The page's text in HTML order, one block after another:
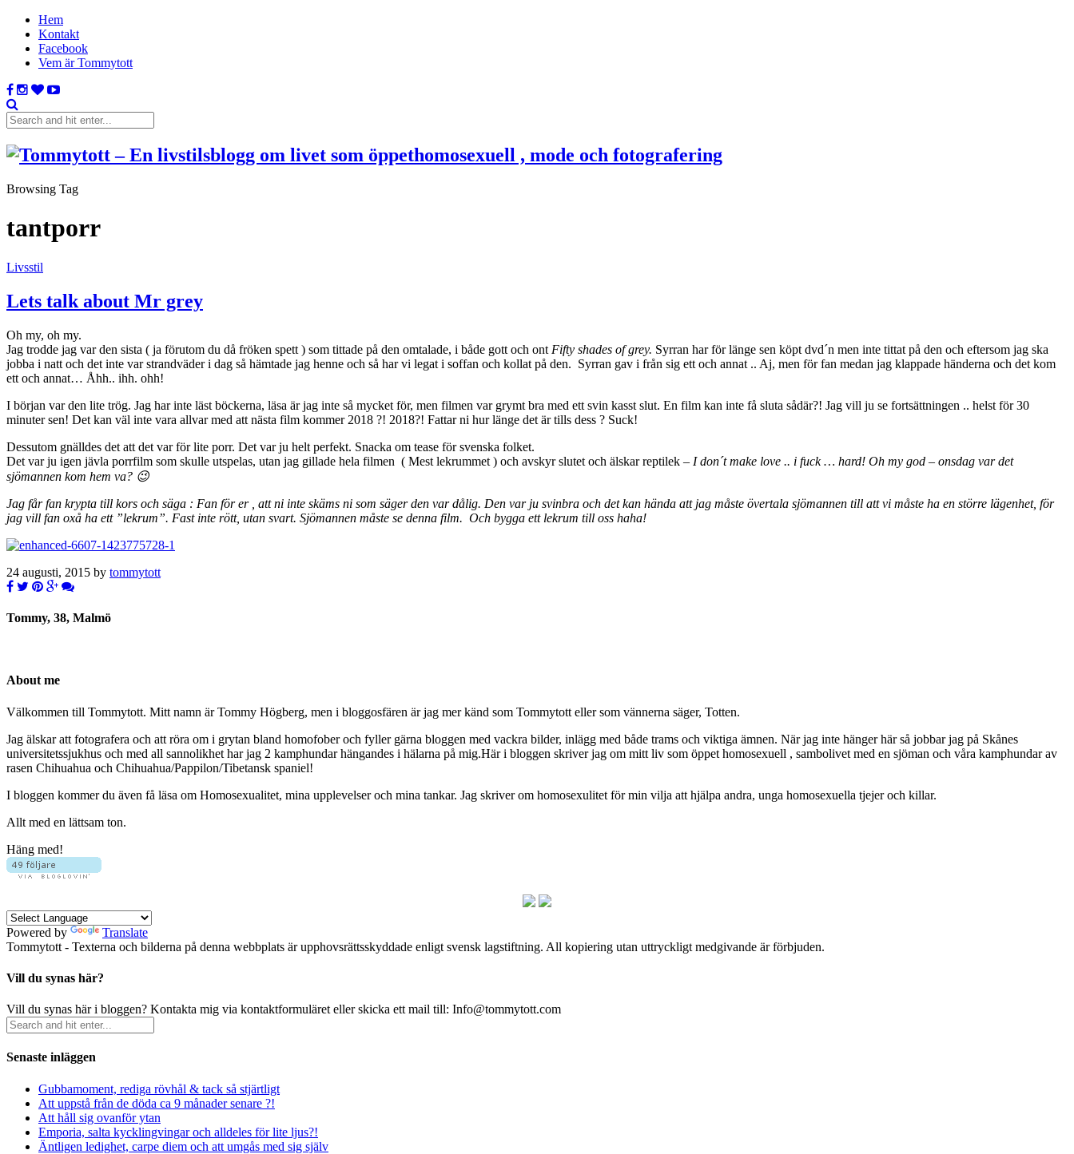
Hem
Kontakt
Facebook
Vem är Tommytott
Browsing Tag
tantporr
Livsstil
Lets talk about Mr grey
Oh my, oh my.
Jag trodde jag var den sista ( ja förutom du då fröken spett ) som tittade på den omtalade, i både gott och ont Fifty shades of grey. Syrran har för länge sen köpt dvd´n men inte tittat på den och eftersom jag ska
jobba i natt och det inte var strandväder i dag så hämtade jag henne och så har vi legat i soffan och kollat på den. Syrran gav i från sig ett och annat .. Aj, men för fan medan jag klappade händerna och det kom
ett och annat… Åhh.. ihh. ohh!
I början var den lite trög. Jag har inte läst böckerna, läsa är jag inte så mycket för, men filmen var grymt bra med ett svin kasst slut. En film kan inte få sluta sådär?! Jag vill ju se fortsättningen .. helst för 30
minuter sen! Det kan väl inte vara allvar med att nästa film kommer 2018 ?! 2018?! Fattar ni hur länge det är tills dess ? Suck!
Dessutom gnälldes det att det var för lite porr. Det var ju helt perfekt. Snacka om tease för svenska folket.
Det var ju igen jävla porrfilm som skulle utspelas, utan jag gillade hela filmen ( Mest lekrummet ) och avskyr slutet och älskar reptilek – I don´t make love .. i fuck … hard! Oh my god – onsdag var det
sjömannen kom hem va? 😉
Jag får fan krypta till kors och säga : Fan för er , att ni inte skäms ni som säger den var dålig. Den var ju svinbra och det kan hända att jag måste övertala sjömannen till att vi måste ha en större lägenhet, för
jag vill fan oxå ha ett ”lekrum”. Fast inte rött, utan svart. Sjömannen måste se denna film. Och bygga ett lekrum till oss haha!
24 augusti, 2015 by tommytott
Tommy, 38, Malmö
About me
Välkommen till Tommytott. Mitt namn är Tommy Högberg, men i bloggosfären är jag mer känd som Tommytott eller som vännerna säger, Totten.
Jag älskar att fotografera och att röra om i grytan bland homofober och fyller gärna bloggen med vackra bilder, inlägg med både trams och viktiga ämnen. När jag inte hänger här så jobbar jag på Skånes
universitetssjukhus och med all sannolikhet har jag 2 kamphundar hängandes i hälarna på mig.Här i bloggen skriver jag om mitt liv som öppet homosexuell , sambolivet med en sjöman och våra kamphundar av
rasen Chihuahua och Chihuahua/Pappilon/Tibetansk spaniel!
I bloggen kommer du även få läsa om Homosexualitet, mina upplevelser och mina tankar. Jag skriver om homosexulitet för min vilja att hjälpa andra, unga homosexuella tjejer och killar.
Allt med en lättsam ton.
Häng med!
Powered by
Translate
Tommytott - Texterna och bilderna på denna webbplats är upphovsrättsskyddade enligt svensk lagstiftning. All kopiering utan uttryckligt medgivande är förbjuden.
Vill du synas här?
Vill du synas här i bloggen? Kontakta mig via kontaktformuläret eller skicka ett mail till: Info@tommytott.com
Senaste inläggen
Gubbamoment, rediga rövhål & tack så stjärtligt
Att uppstå från de döda ca 9 månader senare ?!
Att håll sig ovanför ytan
Emporia, salta kycklingvingar och alldeles för lite ljus?!
Äntligen ledighet, carpe diem och att umgås med sig själv